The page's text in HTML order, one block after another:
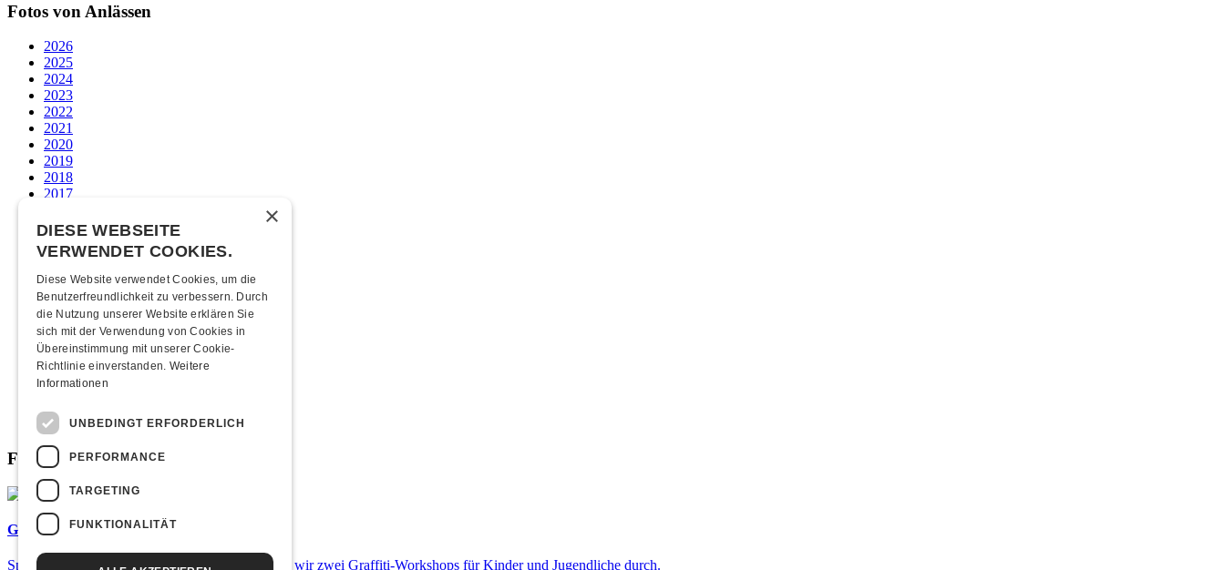
Fotos von Anlässen
2026
2025
2024
2023
2022
2021
2020
2019
2018
2017
2015
2014
2013
2012
2011
2010
2009
2008
2007
2006
2005
2003
Fabrikgeflüster
Graffiti-Workshops
Spray dein eigenes Graffiti! Im September führen wir zwei Graffiti-Workshops für Kinder und Jugendliche durch.
×
DIESE WEBSEITE
VERWENDET COOKIES.
Diese Website verwendet Cookies, um die
Benutzerfreundlichkeit zu verbessern. Durch
die Nutzung unserer Website erklären Sie
sich mit der Verwendung von Cookies in
Übereinstimmung mit unserer Cookie-
Richtlinie einverstanden. Weitere
Informationen
UNBEDINGT ERFORDERLICH
PERFORMANCE
TARGETING
FUNKTIONALITÄT